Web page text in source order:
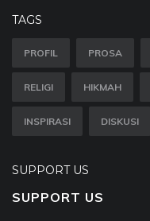
TAGS
PROFIL PROSA
RELIGI HIKMAH
INSPIRASI DISKUSI
SUPPORT US
SUPPORT US